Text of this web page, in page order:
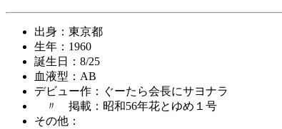
出身：東京都
生年：1960
誕生日：8/25
血液型：AB
デビュー作：ぐーたら会長にサヨナラ
〃 掲載：昭和56年花とゆめ１号
その他：